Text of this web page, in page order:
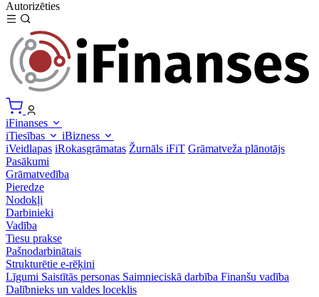
Autorizēties
iFinanses
iTiesības
iBizness
iVeidlapas iRokasgrāmatas Žurnāls iFiT Grāmatveža plānotājs
Pasākumi
Grāmatvedība
Pieredze
Nodokļi
Darbinieki
Vadība
Tiesu prakse
Pašnodarbinātais
Strukturētie e-rēķini
Līgumi Saistītās personas Saimnieciskā darbība Finanšu vadība
Dalībnieks un valdes loceklis